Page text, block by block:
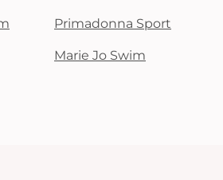
Primadonna Sport
Marie Jo Swim